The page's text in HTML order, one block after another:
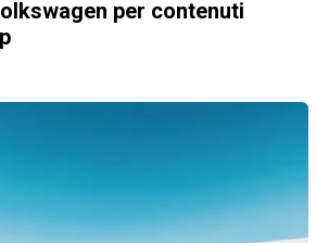
per contenuti